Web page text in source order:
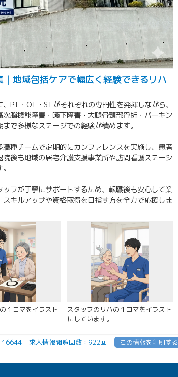
地域包括ケアで幅広く経験できるリハ
PT・OT・STがそれぞれの専門性を発揮しながら、
脳機能障害・嚥下障害・大腿骨頸部骨折・パーキン
で多様なステージでの経験が積めます。
種チームで定期的にカンファレンスを実施し、患者
後も地域の居宅介護支援事業所や訪問看護ステーシ
フが丁寧にサポートするため、転職後も安心して業
キルアップや資格取得を目指す方を全力で応援しま
１コマをイラスト
スタッフのリハの１コマをイラスト
にしています。
16644 求人情報閲覧回数：922回 この情報を印刷する